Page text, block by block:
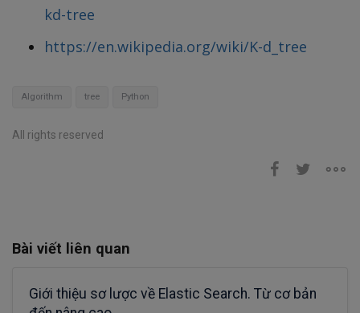
kd-tree
https://en.wikipedia.org/wiki/K-d_tree
Algorithm tree Python
All rights reserved
Bài viết liên quan
Giới thiệu sơ lược về Elastic Search. Từ cơ bản